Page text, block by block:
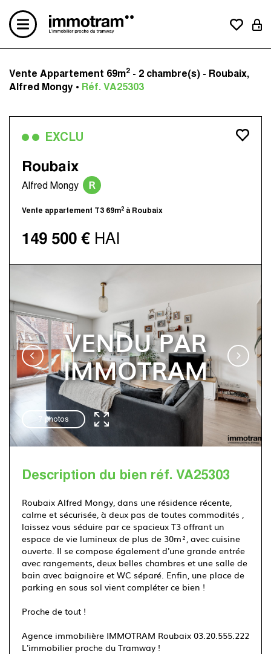
Acheter un bien
Vendre un bien
Le concept
Nos actualités
Contactez-nous
Nos agences
Immotram Marcq-en-Baroeul
Immotram Villeneuve d'Ascq
03 20 555 222
Vente Appartement 69m2 - 2 chambre(s) - Roubaix,
Alfred Mongy • Réf. VA25303
Roubaix
Alfred Mongy R
EXCLU
Vente appartement T3 69m2 à Roubaix
149 500 € HAI
VENDU PAR
IMMOTRAM
7 photos
Description du bien réf. VA25303
Roubaix Alfred Mongy, dans une résidence récente,
calme et sécurisée, à deux pas de toutes commodités ,
laissez vous séduire par ce spacieux T3 offrant un
espace de vie lumineux de plus de 30m², avec cuisine
ouverte. Il se compose également d'une grande entrée
avec rangements, deux belles chambres et une salle de
bain avec baignoire et WC séparé. Enfin, une place de
parking en sous sol vient compléter ce bien !
Proche de tout !
Agence immobilière IMMOTRAM Roubaix 03.20.555.222
L'immobilier proche du Tramway !